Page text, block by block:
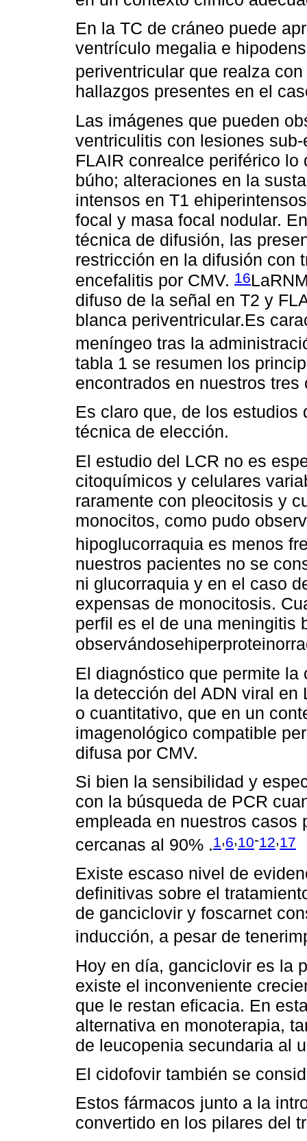
En la TC de cráneo puede
ventrículo megalia e
periventricular que realza
hallazgos presentes en el
Las imágenes que pueden
ventriculitis con lesiones
FLAIR conrealce periférico lo
búho; alteraciones en la
intensos en T1
focal y masa focal nodular.
técnica de difusión, las
restricción en la difusión con
encefalitis por CMV. 16
difuso de la señal en T2 y
blanca periventricular.Es
meníngeo tras la
tabla 1 se resumen los
encontrados en nuestros
Es claro que, de los
técnica de elección.
El estudio del LCR no es
citoquímicos y celulares
raramente con pleocitosis y
monocitos, como pudo
hipoglucorraquia es menos
nuestros pacientes no se
ni glucorraquia y en el caso
expensas de monocitosis.
perfil es el de una meningitis
El diagnóstico que permite
la detección del ADN viral
o cuantitativo, que en un
imagenológico compatible
difusa por CMV.
Si bien la sensibilidad y
con la búsqueda de PCR
empleada en nuestros
cercanas al 90% .1,6,10-12,17
Existe escaso nivel de
definitivas sobre el
de ganciclovir y foscarnet
inducción, a pesar de
Hoy en día, ganciclovir es la
existe el inconveniente
que le restan eficacia. En
alternativa en monoterapia,
de leucopenia secundaria al
El cidofovir también se
Estos fármacos junto a la
convertido en los pilares del